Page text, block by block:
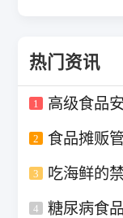
热门资讯
1 高级食品
2 食品摊贩
3 吃海鲜的
4 糖尿病食